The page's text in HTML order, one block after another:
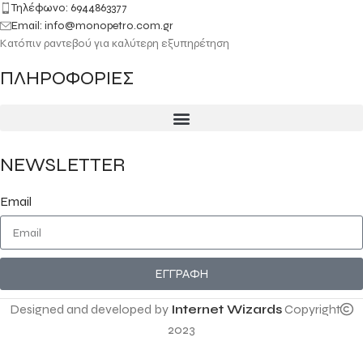
Τηλέφωνο: 6944863377
Email: info@monopetro.com.gr
Κατόπιν ραντεβού για καλύτερη εξυπηρέτηση
ΠΛΗΡΟΦΟΡΙΕΣ
NEWSLETTER
Email
ΕΓΓΡΑΦΗ
Designed and developed by Internet WizardsCopyright
2023